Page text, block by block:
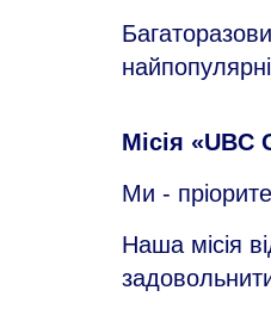
Місія «UBC
Ми -
Наша місія